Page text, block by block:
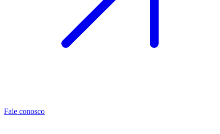
Fale conosco